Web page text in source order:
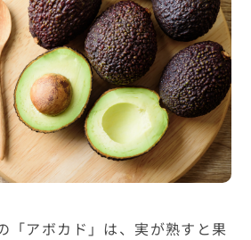
「アボカド」は、実が熟すと果